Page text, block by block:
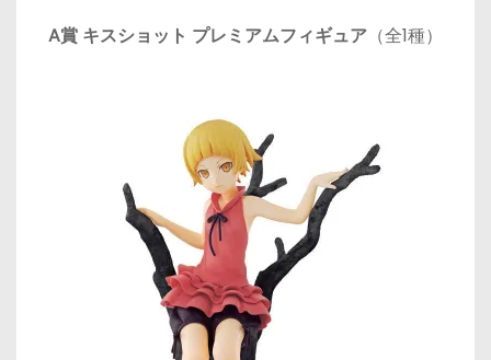
A賞 キスショット プレミアムフィギュア （全1種）